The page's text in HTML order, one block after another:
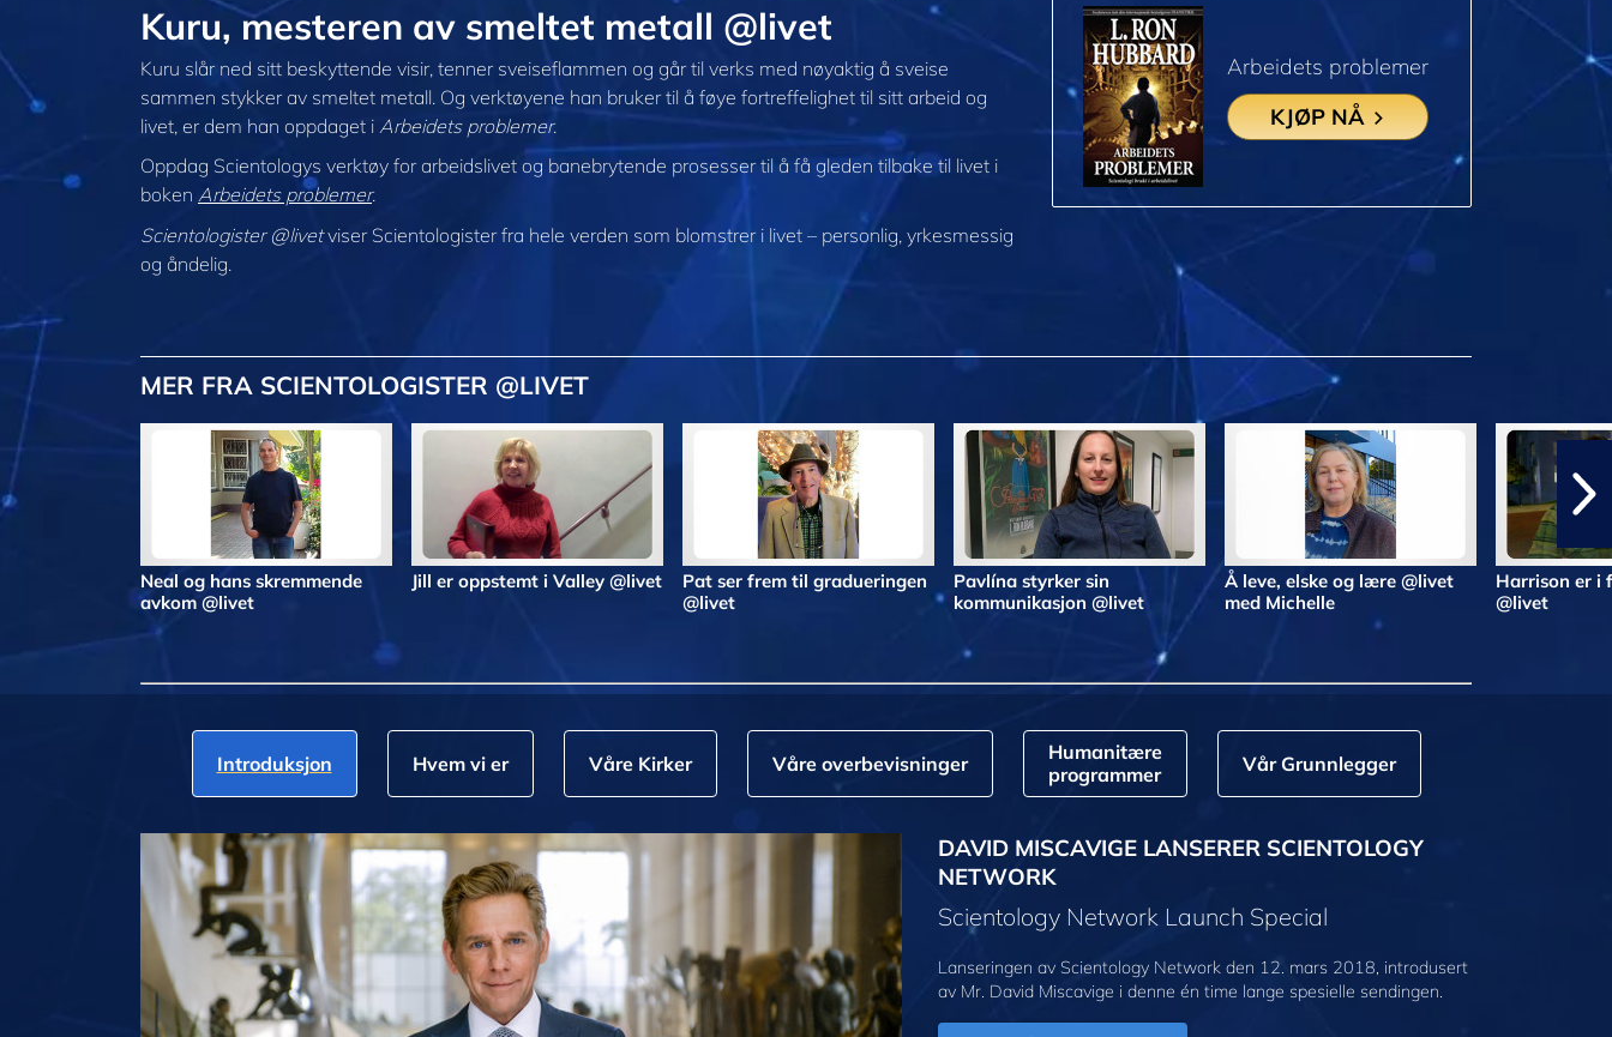
Kuru, mesteren av smeltet metall @livet
Kuru slår ned sitt beskyttende visir, tenner sveiseflammen og går til verks med nøyaktig å sveise
sammen stykker av smeltet metall. Og verktøyene han bruker til å føye fortreffelighet til sitt arbeid og
livet, er dem han oppdaget i Arbeidets problemer.
Oppdag Scientologys verktøy for arbeidslivet og banebrytende prosesser til å få gleden tilbake til livet i
boken Arbeidets problemer.
Scientologister @livetviser Scientologister fra hele verden som blomstrer i livet – personlig, yrkesmessig
og åndelig.
Arbeidets problemer
KJØP NÅ
MER FRA SCIENTOLOGISTER @LIVET
Neal og hans skremmende
avkom @livet
Jill er oppstemt i Valley @livet
Pat ser frem til gradueringen
@livet
Pavlína styrker sin
kommunikasjon @livet
Å leve, elske og lære @livet
med Michelle
Harrison er i
@livet
Introduksjon Hvem vi er Våre Kirker Våre overbevisninger
Humanitære
programmer
Vår Grunnlegger
DAVID MISCAVIGE LANSERER SCIENTOLOGY
NETWORK
Scientology Network Launch Special
Lanseringen av Scientology Network den 12. mars 2018, introdusert
av Mr. David Miscavige i denne én time lange spesielle sendingen.